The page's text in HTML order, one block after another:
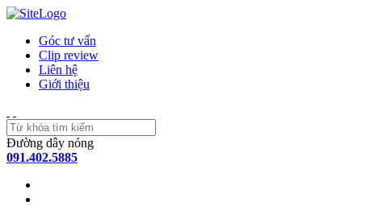
Góc tư vấn
Clip review
Liên hệ
Giới thiệu
Đường dây nóng
091.402.5885